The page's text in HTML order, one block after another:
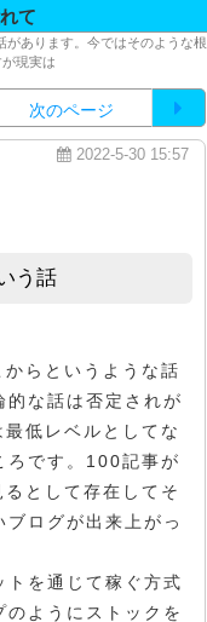
て
があります。今ではそのような根
現実は
次のページ
2022-5-30 15:57
う話
グの記事数は100記事から
らというような話
な話は否定されが
低レベルとしてな
ろです。100記事が
として存在してそ
ログが出来上がっ
トを通じて稼ぐ方式
ようにストックを